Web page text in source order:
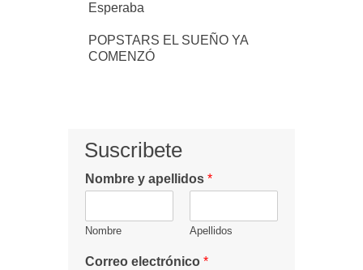
Esperaba
POPSTARS EL SUEÑO YA
COMENZÓ
Suscribete
Nombre y apellidos *
Nombre Apellidos
Correo electrónico *